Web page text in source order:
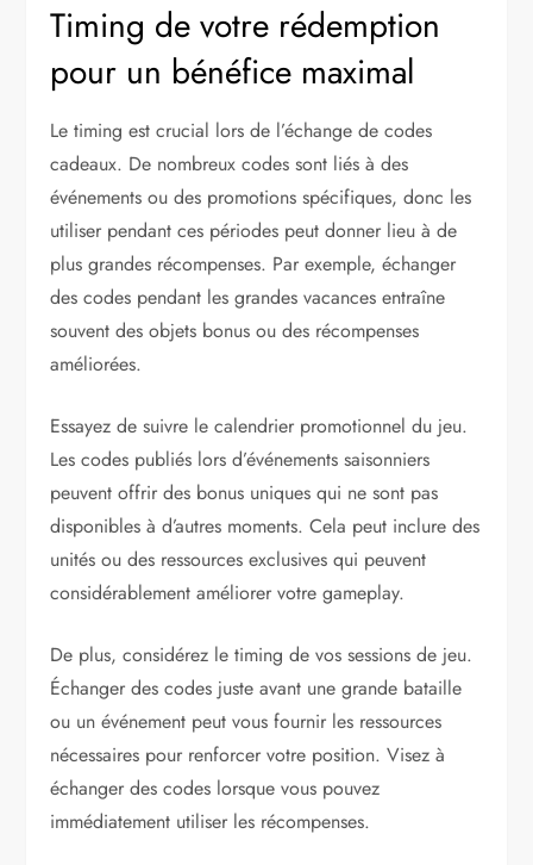
Timing de votre rédemption
pour un bénéfice maximal
Le timing est crucial lors de l’échange de codes
cadeaux. De nombreux codes sont liés à des
événements ou des promotions spécifiques, donc les
utiliser pendant ces périodes peut donner lieu à de
plus grandes récompenses. Par exemple, échanger
des codes pendant les grandes vacances entraîne
souvent des objets bonus ou des récompenses
améliorées.
Essayez de suivre le calendrier promotionnel du jeu.
Les codes publiés lors d’événements saisonniers
peuvent offrir des bonus uniques qui ne sont pas
disponibles à d’autres moments. Cela peut inclure des
unités ou des ressources exclusives qui peuvent
considérablement améliorer votre gameplay.
De plus, considérez le timing de vos sessions de jeu.
Échanger des codes juste avant une grande bataille
ou un événement peut vous fournir les ressources
nécessaires pour renforcer votre position. Visez à
échanger des codes lorsque vous pouvez
immédiatement utiliser les récompenses.